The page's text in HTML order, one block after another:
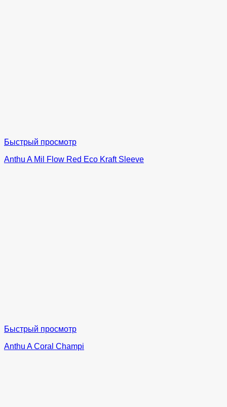
Быстрый просмотр
Anthu A Mil Flow Red Eco Kraft Sleeve
Быстрый просмотр
Anthu A Coral Champi